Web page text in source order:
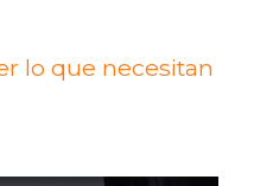
lo que necesitan